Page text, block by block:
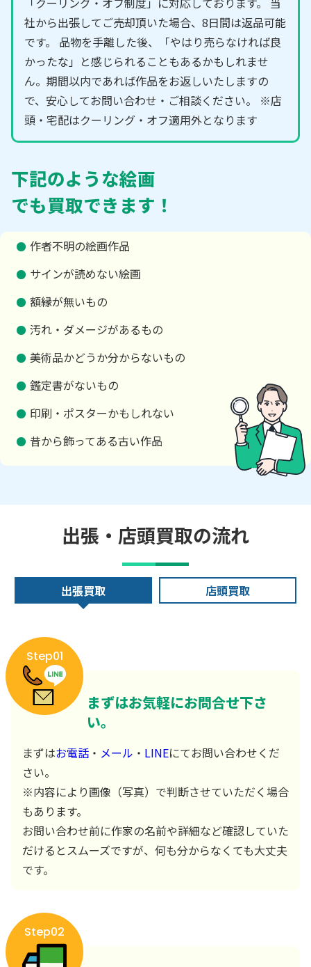
社から出張してご売却頂いた場合、8日間は返品可能
です。 品物を手離した後、「やはり売らなければ良
かったな」と感じられることもあるかもしれませ
ん。期間以内であれば作品をお返しいたしますの
で、安心してお問い合わせ・ご相談ください。 ※店
頭・宅配はクーリング・オフ適用外となります
下記のような絵画
でも買取できます！
作者不明の絵画作品
サインが読めない絵画
額縁が無いもの
汚れ・ダメージがあるもの
美術品かどうか分からないもの
鑑定書がないもの
印刷・ポスターかもしれない
昔から飾ってある古い作品
出張・店頭買取の流れ
出張買取 店頭買取
Step01
まずはお気軽にお問合せ下さ
い。
まずはお電話 ・ メール ・ LINEにてお問い合わせくだ
さい。
※内容により画像（写真）で判断させていただく場合
もあります。
お問い合わせ前に作家の名前や詳細など確認していた
だけるとスムーズですが、何も分からなくても大丈夫
です。
Step02